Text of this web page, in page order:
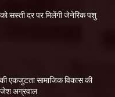
सस्ती दर पर मिलेंगी जेनेरिक पशु
एकजुटता सामाजिक विकास की
अग्रवाल